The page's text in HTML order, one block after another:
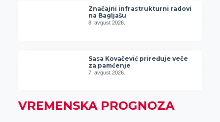
Značajni infrastrukturni radovi
na Bagljašu
8. avgust 2026.
Sasa Kovačević priređuje veče
za pamćenje
7. avgust 2026.
VREMENSKA PROGNOZA